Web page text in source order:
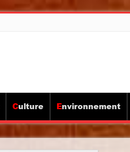
Culture Environnement